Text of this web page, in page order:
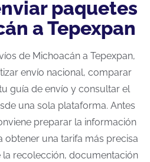
paquetes
a Tepexpan
de Michoacán a Tepexpan,
envío nacional, comparar
guía de envío y consultar el
una sola plataforma. Antes
preparar la información
obtener una tarifa más precisa
recolección, documentación